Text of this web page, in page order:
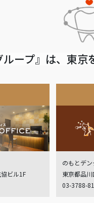
ループ』は、東
ビル1F
のもとデ
東京都品
03-3788-